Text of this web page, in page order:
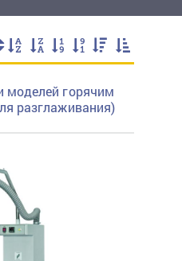
простую регистрацию
горячим
разглаживания)